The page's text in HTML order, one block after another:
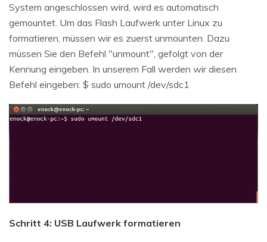
System angeschlossen wird, wird es automatisch
gemountet. Um das Flash Laufwerk unter Linux zu
formatieren, müssen wir es zuerst unmounten. Dazu
müssen Sie den Befehl "unmount", gefolgt von der
Kennung eingeben. In unserem Fall werden wir diesen
Befehl eingeben: $ sudo umount /dev/sdc1
Schritt 4: USB Laufwerk formatieren